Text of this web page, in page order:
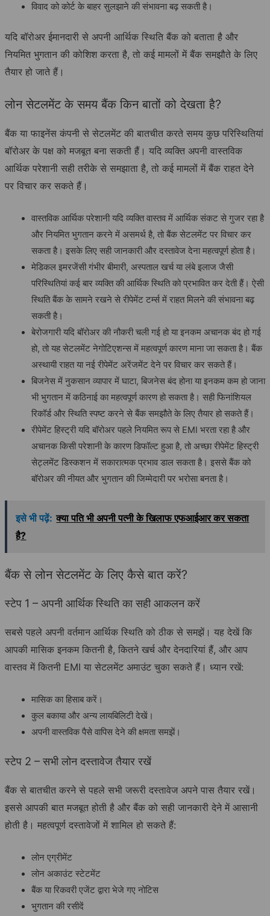
विवाद को कोर्ट के बाहर सुलझाने की संभावना बढ़ सकती है।
यदि बॉरोअर ईमानदारी से अपनी आर्थिक स्थिति बैंक को बताता है और
नियमित भुगतान की कोशिश करता है, तो कई मामलों में बैंक समझौते के लिए
तैयार हो जाते हैं।
लोन सेटलमेंट के समय बैंक किन बातों को देखता है?
बैंक या फाइनेंस कंपनी से सेटलमेंट की बातचीत करते समय कुछ परिस्थितियां
बॉरोअर के पक्ष को मजबूत बना सकती हैं। यदि व्यक्ति अपनी वास्तविक
आर्थिक परेशानी सही तरीके से समझाता है, तो कई मामलों में बैंक राहत देने
पर विचार कर सकते हैं।
वास्तविक आर्थिक परेशानी यदि व्यक्ति वास्तव में आर्थिक संकट से गुजर रहा है
और नियमित भुगतान करने में असमर्थ है, तो बैंक सेटलमेंट पर विचार कर
सकता है। इसके लिए सही जानकारी और दस्तावेज देना महत्वपूर्ण होता है।
मेडिकल इमरजेंसी गंभीर बीमारी, अस्पताल खर्च या लंबे इलाज जैसी
परिस्थितियां कई बार व्यक्ति की आर्थिक स्थिति को प्रभावित कर देती हैं। ऐसी
स्थिति बैंक के सामने रखने से रीपेमेंट टर्म्स में राहत मिलने की संभावना बढ़
सकती है।
बेरोजगारी यदि बॉरोअर की नौकरी चली गई हो या इनकम अचानक बंद हो गई
हो, तो यह सेटलमेंट नेगोटिएशन्स में महत्वपूर्ण कारण माना जा सकता है। बैंक
अस्थायी राहत या नई रीपेमेंट अरेंजमेंट देने पर विचार कर सकते हैं।
बिजनेस में नुकसान व्यापार में घाटा, बिजनेस बंद होना या इनकम कम हो जाना
भी भुगतान में कठिनाई का महत्वपूर्ण कारण हो सकता है। सही फिनांशियल
रिकॉर्ड और स्थिति स्पष्ट करने से बैंक समझौते के लिए तैयार हो सकते हैं।
रीपेमेंट हिस्ट्री यदि बॉरोअर पहले नियमित रूप से EMI भरता रहा है और
अचानक किसी परेशानी के कारण डिफॉल्ट हुआ है, तो अच्छा रीपेमेंट हिस्ट्री
सेट्लमेंट डिस्कशन में सकारात्मक प्रभाव डाल सकता है। इससे बैंक को
बॉरोअर की नीयत और भुगतान की जिम्मेदारी पर भरोसा बनता है।
इसे भी पढ़ें: क्या पति भी अपनी पत्नी के खिलाफ एफआईआर कर सकता
है?
बैंक से लोन सेटलमेंट के लिए कैसे बात करें?
स्टेप 1 – अपनी आर्थिक स्थिति का सही आकलन करें
सबसे पहले अपनी वर्तमान आर्थिक स्थिति को ठीक से समझें। यह देखें कि
आपकी मासिक इनकम कितनी है, कितने खर्च और देनदारियां हैं, और आप
वास्तव में कितनी EMI या सेटलमेंट अमाउंट चुका सकते हैं। ध्यान रखें:
मासिक का हिसाब करें।
कुल बकाया और अन्य लायबिलिटी देखें।
अपनी वास्तविक पैसे वापिस देने की क्षमता समझें।
स्टेप 2 – सभी लोन दस्तावेज तैयार रखें
बैंक से बातचीत करने से पहले सभी जरूरी दस्तावेज अपने पास तैयार रखें।
इससे आपकी बात मजबूत होती है और बैंक को सही जानकारी देने में आसानी
होती है। महत्वपूर्ण दस्तावेजों में शामिल हो सकते हैं:
लोन एग्रीमेंट
लोन अकाउंट स्टेटमेंट
बैंक या रिकवरी एजेंट द्वारा भेजे गए नोटिस
भुगतान की रसीदें